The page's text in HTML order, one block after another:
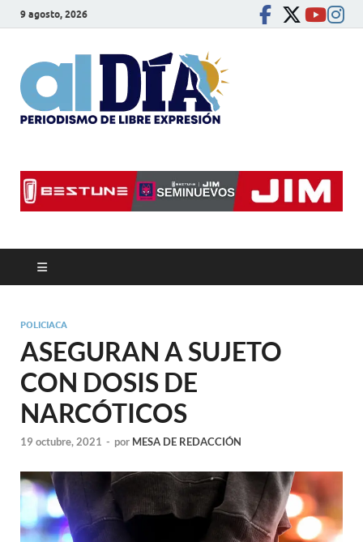
9 agosto, 2026
POLICIACA
ASEGURAN A SUJETO
CON DOSIS DE
NARCÓTICOS
19 octubre, 2021 - por MESA DE REDACCIÓN